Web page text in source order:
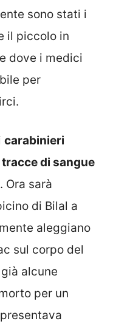
sono stati i
il piccolo in
dove i medici
per
carabinieri
tracce di sangue
Ora sarà
di Bilal a
aleggiano
sul corpo del
alcune
per un